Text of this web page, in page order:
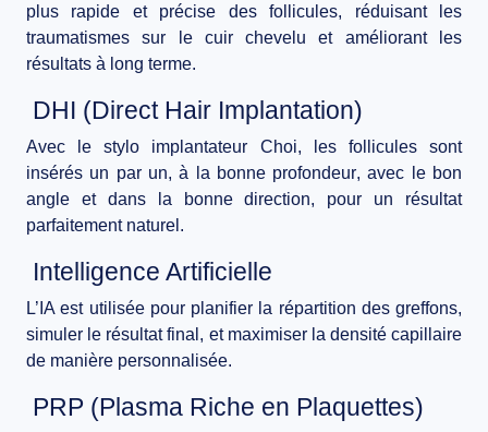
plus rapide et précise des follicules, réduisant les
traumatismes sur le cuir chevelu et améliorant les
résultats à long terme.
DHI (Direct Hair Implantation)
Avec le stylo implantateur Choi, les follicules sont
insérés un par un, à la bonne profondeur, avec le bon
angle et dans la bonne direction, pour un résultat
parfaitement naturel.
Intelligence Artificielle
L’IA est utilisée pour planifier la répartition des greffons,
simuler le résultat final, et maximiser la densité capillaire
de manière personnalisée.
PRP (Plasma Riche en Plaquettes)